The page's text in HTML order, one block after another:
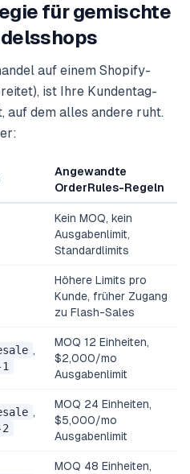
für gemischte
auf einem Shopify-
ist Ihre Kundentag-
auf dem alles andere ruht.
Angewandte
OrderRules-Regeln
Kein MOQ, kein
Ausgabenlimit,
Standardlimits
Höhere Limits pro
Kunde, früher Zugang
zu Flash-Sales
,
MOQ 12 Einheiten,
$2,000/mo
Ausgabenlimit
,
MOQ 24 Einheiten,
$5,000/mo
Ausgabenlimit
MOQ 48 Einheiten,